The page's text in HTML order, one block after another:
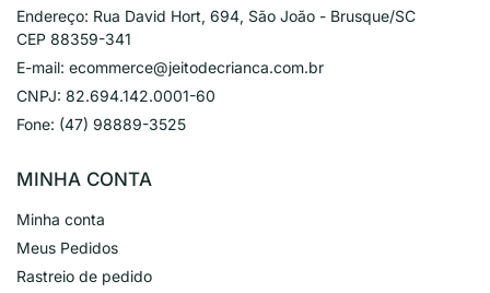
Endereço: Rua David Hort, 694, São João - Brusque/SC
CEP 88359-341
E-mail: ecommerce@jeitodecrianca.com.br
CNPJ: 82.694.142.0001-60
Fone: (47) 98889-3525
MINHA CONTA
Minha conta
Meus Pedidos
Rastreio de pedido